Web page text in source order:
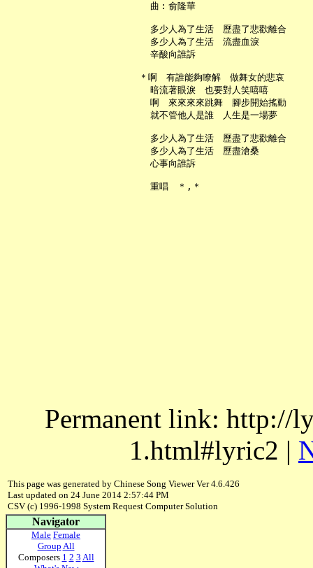
     曲︰俞隆華
     多少人為了生活　歷盡了悲歡離合
     多少人為了生活　流盡血淚
     辛酸向誰訴
   ＊啊　有誰能夠瞭解　做舞女的悲哀
     暗流著眼淚　也要對人笑嘻嘻
     啊　來來來來跳舞　腳步開始搖動
     就不管他人是誰　人生是一場夢
     多少人為了生活　歷盡了悲歡離合
     多少人為了生活　歷盡滄桑
     心事向誰訴
Permanent link: http://
1.html#lyric2 |
This page was generated by Chinese Song Viewer Ver 4.6.426
Last updated on 24 June 2014 2:57:44 PM
CSV (c) 1996-1998 System Request Computer Solution
Navigator
Male Female
Group All
Composers 1 2 3 All